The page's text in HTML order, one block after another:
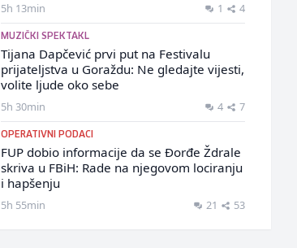
5h 13min 1 4
MUZIČKI SPEKTAKL
Tijana Dapčević prvi put na Festivalu
prijateljstva u Goraždu: Ne gledajte vijesti,
volite ljude oko sebe
5h 30min 4 7
OPERATIVNI PODACI
FUP dobio informacije da se Đorđe Ždrale
skriva u FBiH: Rade na njegovom lociranju
i hapšenju
5h 55min 21 53